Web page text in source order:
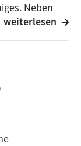
Neben
analogen
Kultur
Er ist der
Szlatki hat
bei der
weiterlesen